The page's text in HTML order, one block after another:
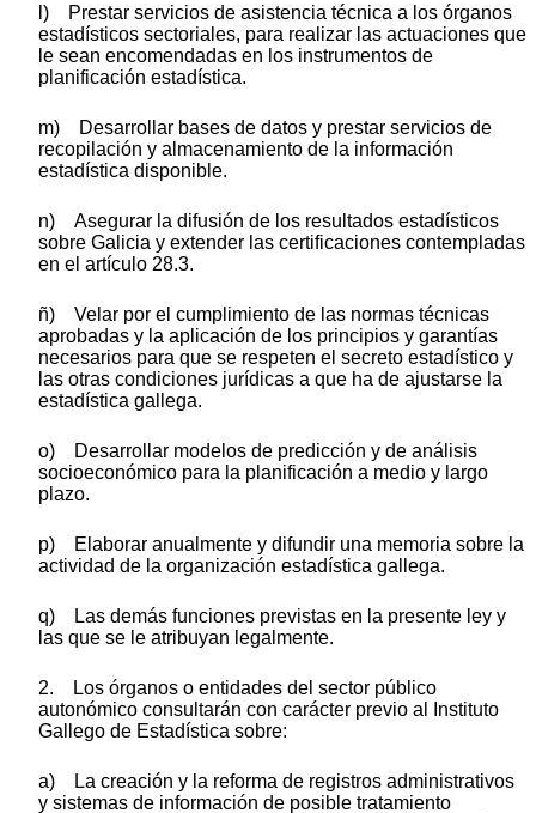
l) Prestar servicios de asistencia técnica a los órganos
estadísticos sectoriales, para realizar las actuaciones que
le sean encomendadas en los instrumentos de
planificación estadística.
m) Desarrollar bases de datos y prestar servicios de
recopilación y almacenamiento de la información
estadística disponible.
n) Asegurar la difusión de los resultados estadísticos
sobre Galicia y extender las certificaciones contempladas
en el artículo 28.3.
ñ) Velar por el cumplimiento de las normas técnicas
aprobadas y la aplicación de los principios y garantías
necesarios para que se respeten el secreto estadístico y
las otras condiciones jurídicas a que ha de ajustarse la
estadística gallega.
o) Desarrollar modelos de predicción y de análisis
socioeconómico para la planificación a medio y largo
plazo.
p) Elaborar anualmente y difundir una memoria sobre la
actividad de la organización estadística gallega.
q) Las demás funciones previstas en la presente ley y
las que se le atribuyan legalmente.
2. Los órganos o entidades del sector público
autonómico consultarán con carácter previo al Instituto
Gallego de Estadística sobre:
a) La creación y la reforma de registros administrativos
y sistemas de información de posible tratamiento